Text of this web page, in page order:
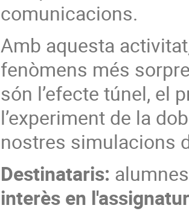
comunicacions.
Amb aquesta
fenòmens més
són l’efecte túnel, el
l’experiment de la
nostres simulacions
Destinataris:
interès en